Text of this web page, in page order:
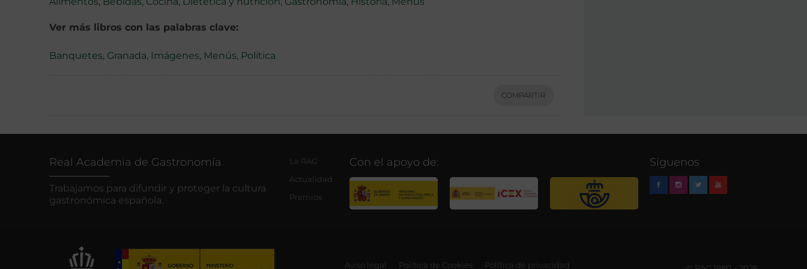
Ver más libros con las palabras clave:
Banquetes, Granada, Imágenes, Menús, Política
COMPARTIR
Real Academia de Gastronomía
Trabajamos para difundir y proteger la cultura
gastronómica española.
La RAG
Actualidad
Premios
Con el apoyo de: Síguenos
Aviso legal Política de Cookies Política de privacidad